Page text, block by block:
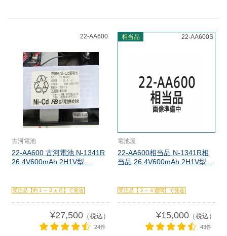
22-AA600
古河電池
22-AA600 古河電池 N-1341R
26.4V600mAh 2H1V型 ...
受注品【約１～２ヵ月】で発送
¥27,500（税込）
24件
相当品 22-AA600S
電池屋
22-AA600相当品 N-1341R相
当品 26.4V600mAh 2H1V型...
受注品【３～４週間】で発送
¥15,000（税込）
43件